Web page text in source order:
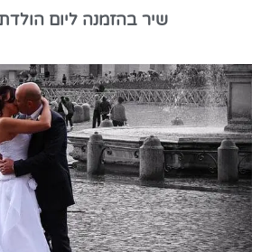
שיר בהזמנה ליום הולדת